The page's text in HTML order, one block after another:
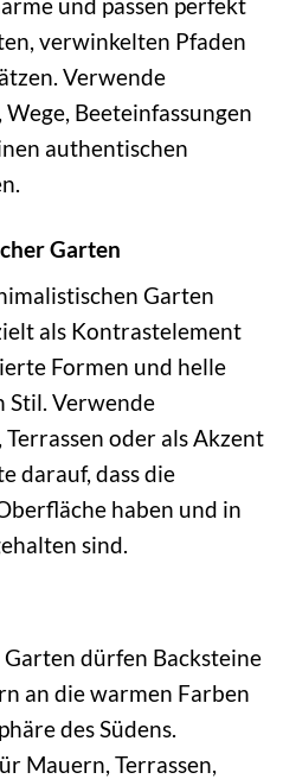
verwinkelten Pfaden
Verwende
Beeteinfassungen
authentischen
Garten
Garten
als Kontrastelement
Formen und helle
Stil. Verwende
oder als Akzent
darauf, dass die
haben und in
sind.
dürfen Backsteine
an die warmen Farben
des Südens.
Mauern, Terrassen,